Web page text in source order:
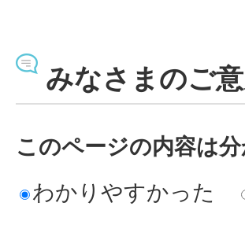
みなさまのご
このページの内容は
わかりやすかった